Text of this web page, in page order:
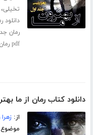
تخیلی
دانلود
رمان
pdf رمان
دانلود کتاب رمان از ما
از: